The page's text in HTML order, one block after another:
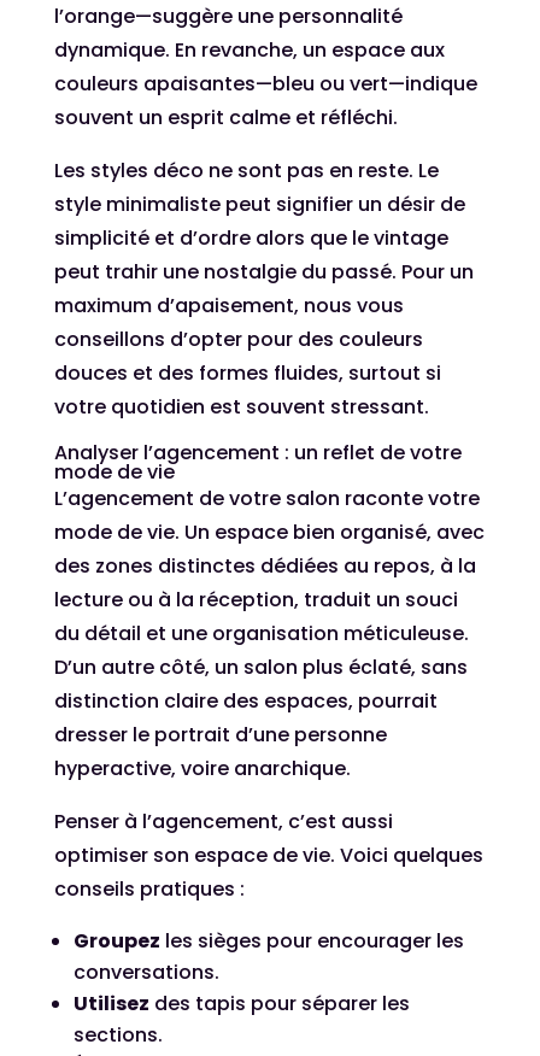
l’orange—suggère une personnalité
dynamique. En revanche, un espace aux
couleurs apaisantes—bleu ou vert—indique
souvent un esprit calme et réfléchi.
Les styles déco ne sont pas en reste. Le
style minimaliste peut signifier un désir de
simplicité et d’ordre alors que le vintage
peut trahir une nostalgie du passé. Pour un
maximum d’apaisement, nous vous
conseillons d’opter pour des couleurs
douces et des formes fluides, surtout si
votre quotidien est souvent stressant.
Analyser l’agencement : un reflet de votre
mode de vie
L’agencement de votre salon raconte votre
mode de vie. Un espace bien organisé, avec
des zones distinctes dédiées au repos, à la
lecture ou à la réception, traduit un souci
du détail et une organisation méticuleuse.
D’un autre côté, un salon plus éclaté, sans
distinction claire des espaces, pourrait
dresser le portrait d’une personne
hyperactive, voire anarchique.
Penser à l’agencement, c’est aussi
optimiser son espace de vie. Voici quelques
conseils pratiques :
Groupez les sièges pour encourager les
conversations.
Utilisez des tapis pour séparer les
sections.